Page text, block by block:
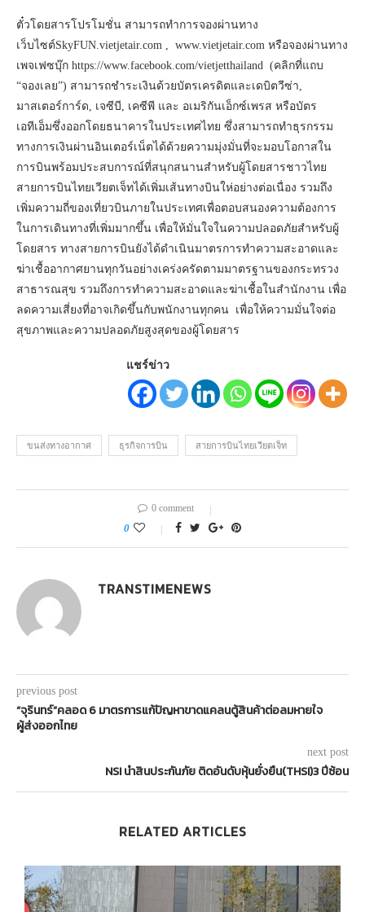
ตั๋วโดยสารโปรโมชั่น สามารถทำการจองผ่านทาง
เว็บไซต์SkyFUN.vietjetair.com , www.vietjetair.com หรือจองผ่านทาง
เพจเฟซบุ๊ก https://www.facebook.com/vietjetthailand (คลิกที่แถบ
“จองเลย”) สามารถชำระเงินด้วยบัตรเครดิตและเดบิตวีซ่า,
มาสเตอร์การ์ด, เจซีบี, เคซีพี และ อเมริกันเอ็กซ์เพรส หรือบัตร
เอทีเอ็มซึ่งออกโดยธนาคารในประเทศไทย ซึ่งสามารถทำธุรกรรม
ทางการเงินผ่านอินเตอร์เน็ตได้ด้วยความมุ่งมั่นที่จะมอบโอกาสใน
การบินพร้อมประสบการณ์ที่สนุกสนานสำหรับผู้โดยสารชาวไทย
สายการบินไทยเวียตเจ็ทได้เพิ่มเส้นทางบินให่อย่างต่อเนื่อง รวมถึง
เพิ่มความถี่ของเที่ยวบินภายในประเทศเพื่อตอบสนองความต้องการ
ในการเดินทางที่เพิ่มมากขึ้น เพื่อให้มั่นใจในความปลอดภัยสำหรับผู้
โดยสาร ทางสายการบินยังได้ดำเนินมาตรการทำความสะอาดและ
ฆ่าเชื้ออากาศยานทุกวันอย่างเคร่งครัดตามมาตรฐานของกระทรวง
สาธารณสุข รวมถึงการทำความสะอาดและฆ่าเชื้อในสำนักงาน เพื่อ
ลดความเสี่ยงที่อาจเกิดขึ้นกับพนักงานทุกคน เพื่อให้ความมั่นใจต่อ
สุขภาพและความปลอดภัยสูงสุดของผู้โดยสาร
แชร์ข่าว
ขนส่งทางอากาศ ธุรกิจการบิน สายการบินไทยเวียตเจ็ท
0 comment
0
TRANSTIMENEWS
previous post
“จุรินทร์”คลอด 6 มาตรการแก้ปัญหาขาดแคลนตู้สินค้าต่อลมหายใจ
ผู้ส่งออกไทย
next post
NSI นำสินประกันภัย ติดอันดับหุ้นยั่งยืน(THSI)3 ปีซ้อน
RELATED ARTICLES